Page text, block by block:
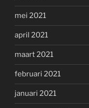
mei 2021
april 2021
maart 2021
februari 2021
januari 2021